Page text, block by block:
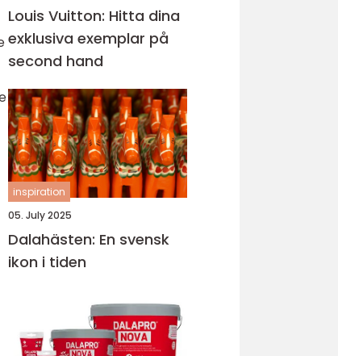
Louis Vuitton: Hitta dina
exklusiva exemplar på
second hand
inspiration
05. July 2025
Dalahästen: En svensk
ikon i tiden